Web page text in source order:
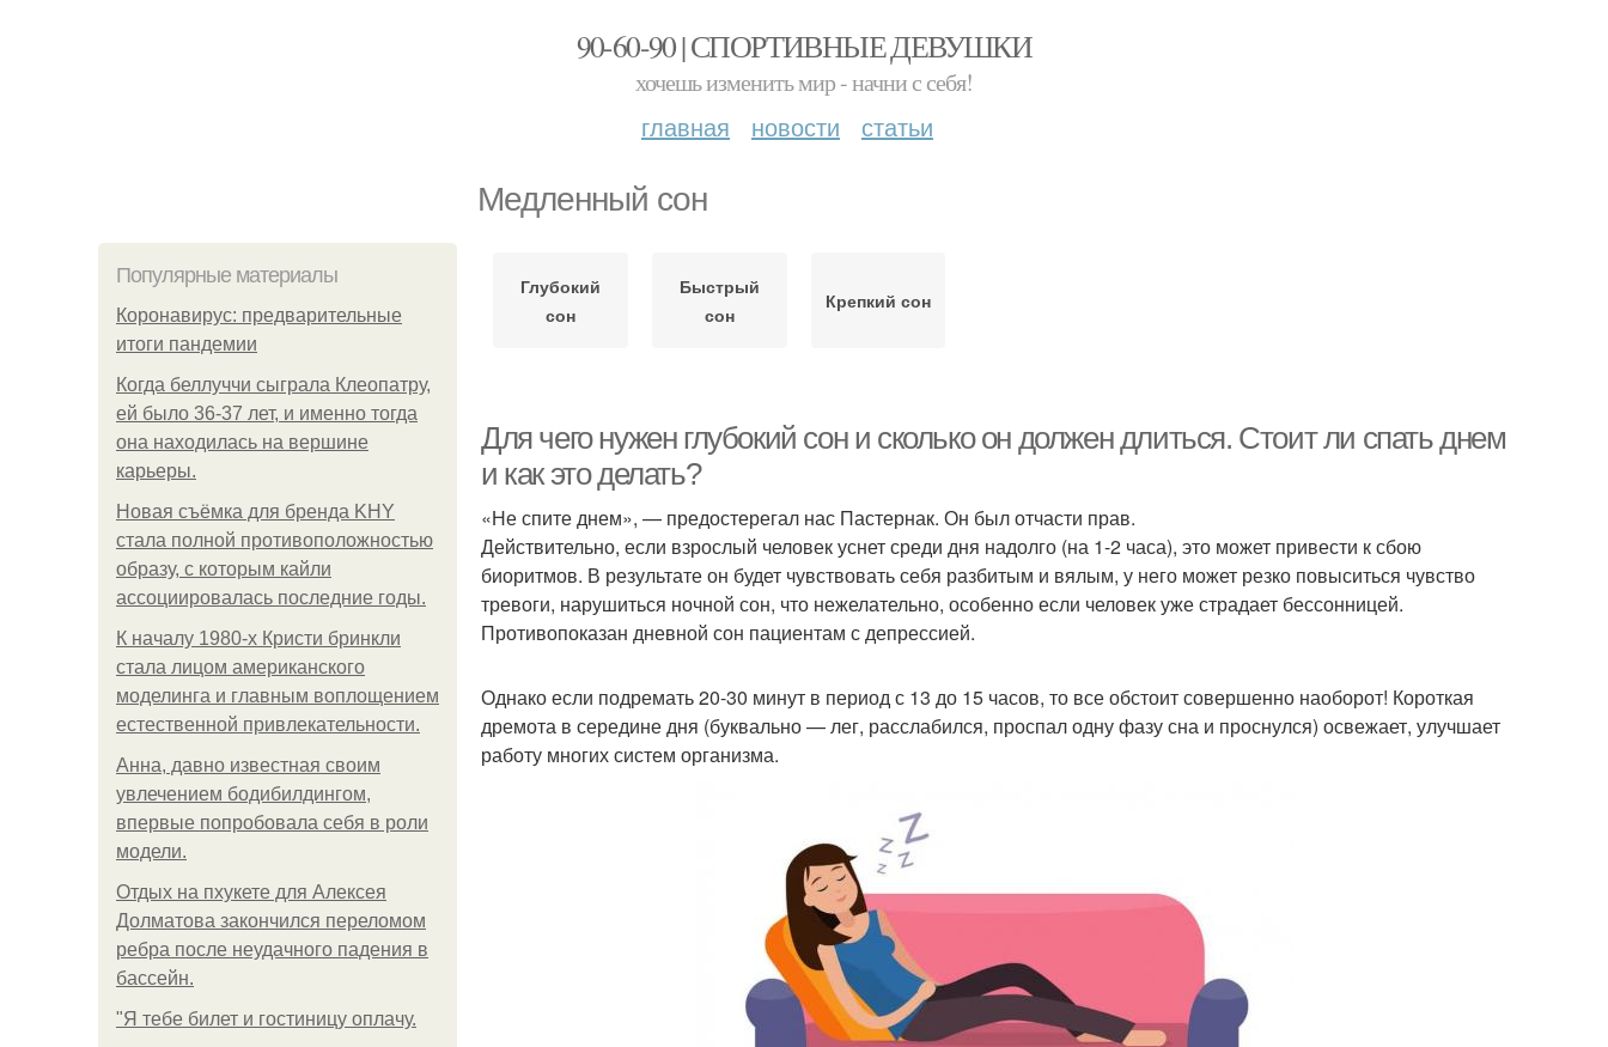
90-60-90 | СПОРТИВНЫЕ ДЕВУШКИ
хочешь изменить мир - начни с себя!
главная новости статьи
Медленный сон
Популярные материалы
Коронавирус: предварительные
итоги пандемии
Когда беллуччи сыграла Клеопатру,
ей было 36-37 лет, и именно тогда
она находилась на вершине
карьеры.
Новая съёмка для бренда KHY
стала полной противоположностью
образу, с которым кайли
ассоциировалась последние годы.
К началу 1980-х Кристи бринкли
стала лицом американского
моделинга и главным воплощением
естественной привлекательности.
Анна, давно известная своим
увлечением бодибилдингом,
впервые попробовала себя в роли
модели.
Отдых на пхукете для Алексея
Долматова закончился переломом
ребра после неудачного падения в
бассейн.
"Я тебе билет и гостиницу оплачу.
Глубокий
сон
Быстрый
сон
Крепкий сон
Для чего нужен глубокий сон и сколько он должен длиться. Стоит ли спать днем
и как это делать?
«Не спите днем», — предостерегал нас Пастернак. Он был отчасти прав.
Действительно, если взрослый человек уснет среди дня надолго (на 1-2 часа), это может привести к сбою
биоритмов. В результате он будет чувствовать себя разбитым и вялым, у него может резко повыситься чувство
тревоги, нарушиться ночной сон, что нежелательно, особенно если человек уже страдает бессонницей.
Противопоказан дневной сон пациентам с депрессией.
Однако если подремать 20-30 минут в период с 13 до 15 часов, то все обстоит совершенно наоборот! Короткая
дремота в середине дня (буквально — лег, расслабился, проспал одну фазу сна и проснулся) освежает, улучшает
работу многих систем организма.